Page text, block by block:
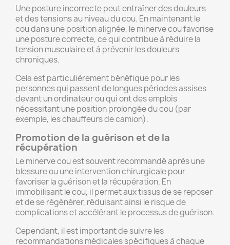
Une posture incorrecte peut entraîner des douleurs
et des tensions au niveau du cou. En maintenant le
cou dans une position alignée, le minerve cou favorise
une posture correcte, ce qui contribue à réduire la
tension musculaire et à prévenir les douleurs
chroniques.
Cela est particulièrement bénéfique pour les
personnes qui passent de longues périodes assises
devant un ordinateur ou qui ont des emplois
nécessitant une position prolongée du cou (par
exemple, les chauffeurs de camion).
Promotion de la guérison et de la
récupération
Le minerve cou est souvent recommandé après une
blessure ou une intervention chirurgicale pour
favoriser la guérison et la récupération. En
immobilisant le cou, il permet aux tissus de se reposer
et de se régénérer, réduisant ainsi le risque de
complications et accélérant le processus de guérison.
Cependant, il est important de suivre les
recommandations médicales spécifiques à chaque
Créer une liste d'envies ×
Nom de la liste d'envies
Annuler Créer une liste d'envies